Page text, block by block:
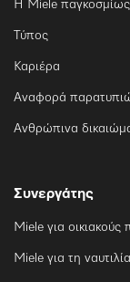
Η Miele παγκοσμίως
Τύπος
Καριέρα
Αναφορά
Ανθρώπινα
Συνεργάτης
Miele για οικιακούς
Miele για τη ναυτιλία